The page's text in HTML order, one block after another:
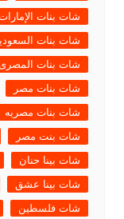
شات بنات
شات بنات
شات بنات
شات بنات مصر
شات بنات مصريه
شات بنت مصر
شات بينا حنان
شات بينا عشق
شات فلسطين